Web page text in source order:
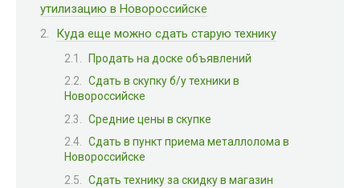
утилизацию в Новороссийске
Куда еще можно сдать старую технику
Продать на доске объявлений
Сдать в скупку б/у техники в
Новороссийске
Средние цены в скупке
Сдать в пункт приема металлолома в
Новороссийске
Сдать технику за скидку в магазин